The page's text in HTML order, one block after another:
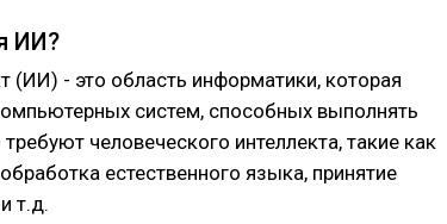
ИИ?
(ИИ) - это область информатики, которая
систем, способных выполнять
человеческого интеллекта, такие как
естественного языка, принятие
т.д.